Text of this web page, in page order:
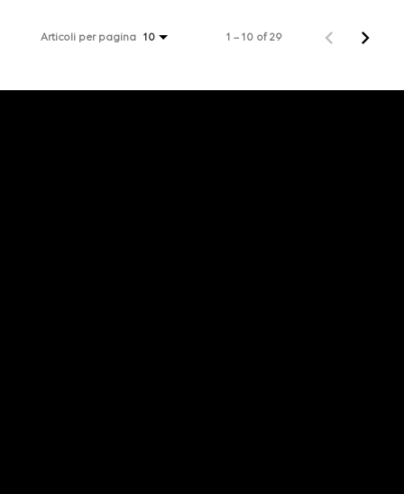
Articoli per pagina 10 1 – 10 of 29